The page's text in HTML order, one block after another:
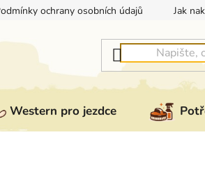
ochrany osobních údajů Jak
Western pro jezdce